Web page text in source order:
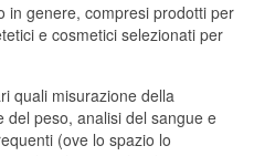
in genere, compresi prodotti per
e cosmetici selezionati per
quali misurazione della
peso, analisi del sangue e
(ove lo spazio lo